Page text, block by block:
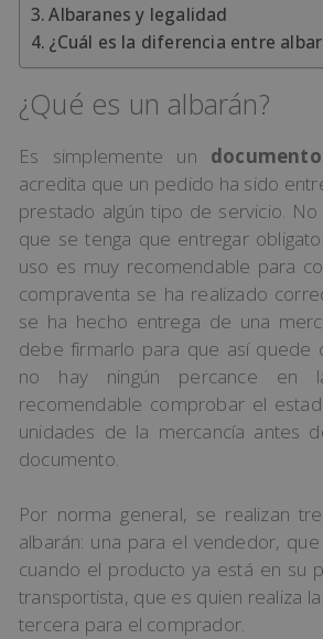
Albaranes y legalidad
¿Cuál es la diferencia entre
¿Qué es un albarán?
Es simplemente un
acredita que un pedido ha sido
prestado algún tipo de servicio.
que se tenga que entregar
uso es muy recomendable para
compraventa se ha realizado
se ha hecho entrega de una
debe firmarlo para que así quede
no hay ningún percance en
recomendable comprobar el
unidades de la mercancía antes
documento.
Por norma general, se realizan
albarán: una para el vendedor,
cuando el producto ya está en su
transportista, que es quien realiza
tercera para el comprador.